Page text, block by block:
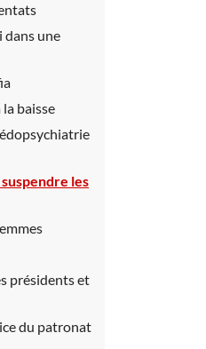
dans une
baisse
suspendre les
présidents et
du patronat